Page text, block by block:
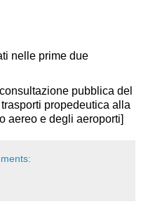
nelle prime due
pubblica del
propedeutica alla
aereo e degli aeroporti]